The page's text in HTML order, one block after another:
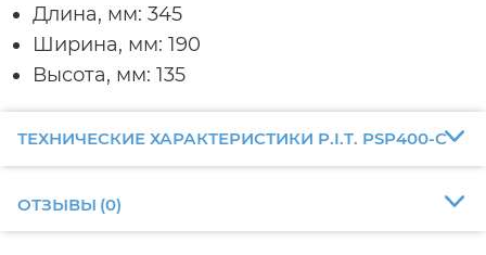
Длина, мм: 345
Ширина, мм: 190
Высота, мм: 135
ТЕХНИЧЕСКИЕ ХАРАКТЕРИСТИКИ P.I.T. PSP400-C
ОТЗЫВЫ (0)